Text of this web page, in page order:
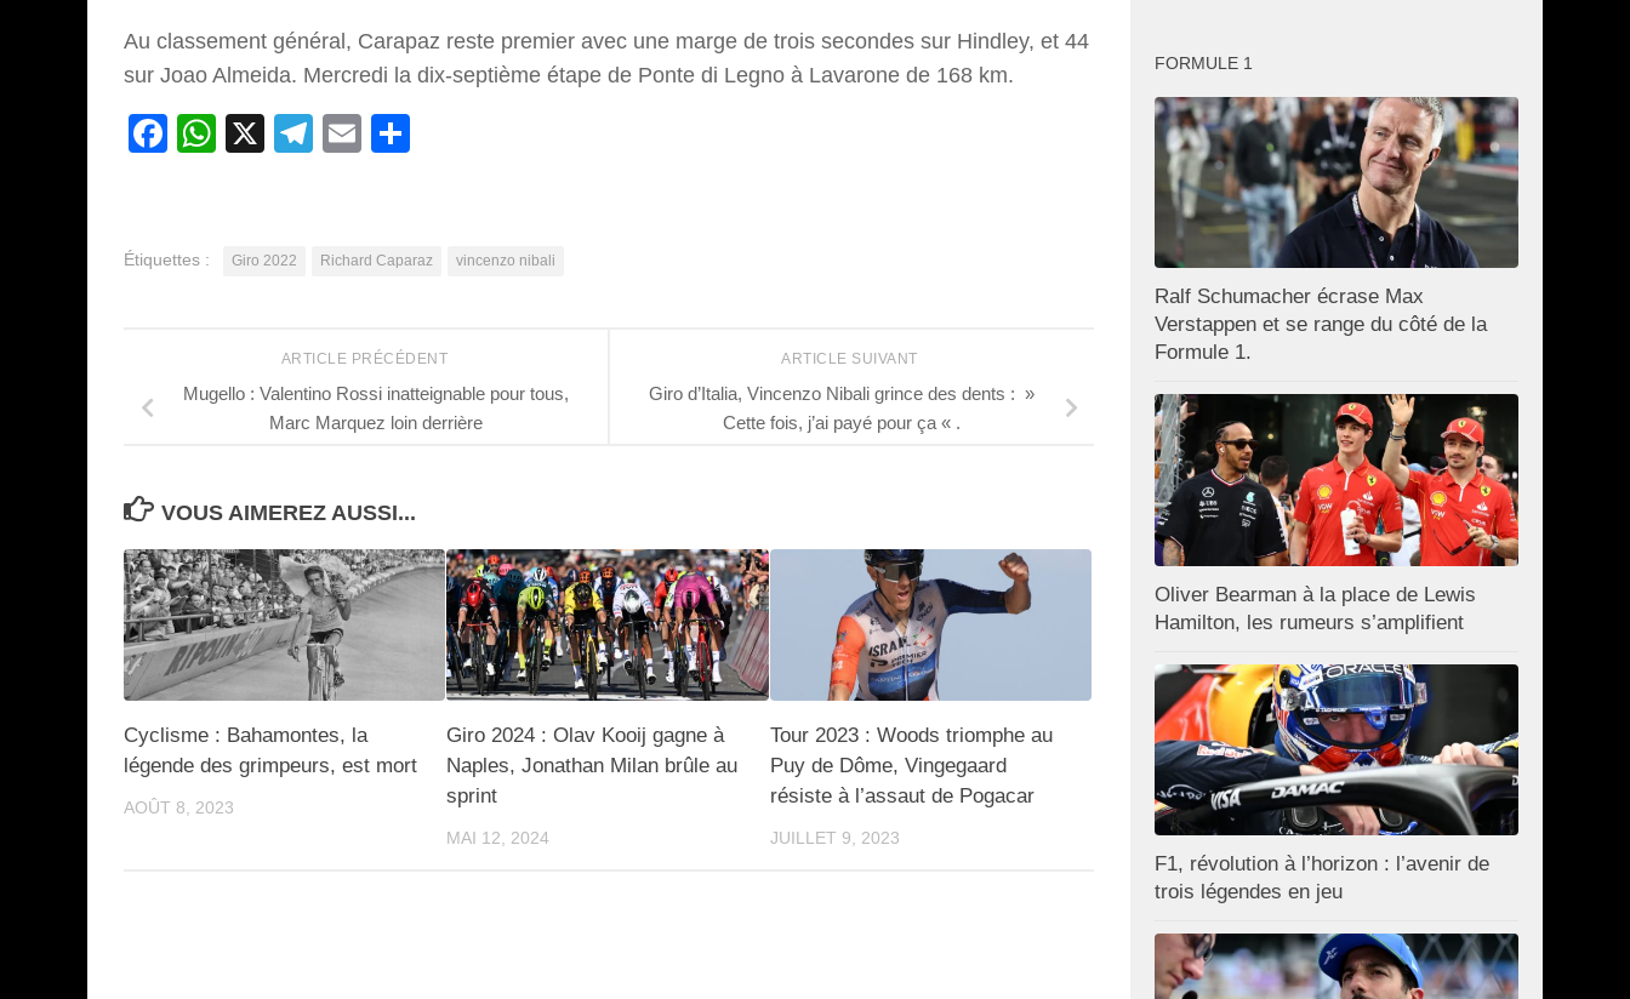
Au classement général, Carapaz reste premier avec une marge de trois secondes sur Hindley, et 44
sur Joao Almeida. Mercredi la dix-septième étape de Ponte di Legno à Lavarone de 168 km.
Facebook
WhatsApp
X Telegram
Email
Étiquettes : Giro 2022 Richard Caparaz vincenzo nibali
ARTICLE SUIVANT
Giro d’Italia, Vincenzo Nibali grince des dents : »
Cette fois, j’ai payé pour ça « .
ARTICLE PRÉCÉDENT
Mugello : Valentino Rossi inatteignable pour tous,
Marc Marquez loin derrière
VOUS AIMEREZ AUSSI...
Cyclisme : Bahamontes, la
légende des grimpeurs, est mort
AOÛT 8, 2023
Giro 2024 : Olav Kooij gagne à
Naples, Jonathan Milan brûle au
sprint
MAI 12, 2024
Tour 2023 : Woods triomphe au
Puy de Dôme, Vingegaard
résiste à l’assaut de Pogacar
JUILLET 9, 2023
FORMULE 1
Ralf Schumacher écrase Max
Verstappen et se range du côté de la
Formule 1.
Oliver Bearman à la place de Lewis
Hamilton, les rumeurs s’amplifient
F1, révolution à l’horizon : l’avenir de
trois légendes en jeu